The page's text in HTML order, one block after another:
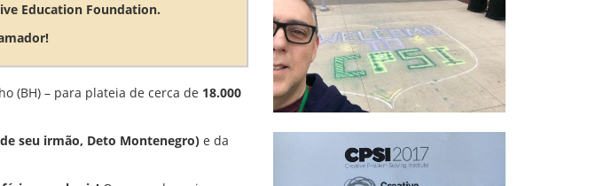
Education Foundation.
(BH) – para plateia de cerca de 18.000
seu irmão, Deto Montenegro) e da